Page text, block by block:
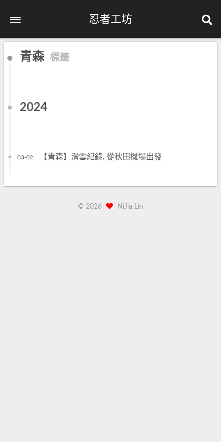
忍者工坊
青森 標籤
2024
03-02 【青森】滑雪紀錄, 從秋田機場出發
© 2026 NiJia Lin